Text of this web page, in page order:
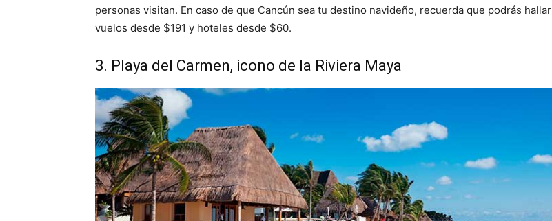
personas visitan. En caso de que Cancún sea tu destino navideño, recuerda que podrás hallar
vuelos desde $191 y hoteles desde $60.
3. Playa del Carmen, icono de la Riviera Maya